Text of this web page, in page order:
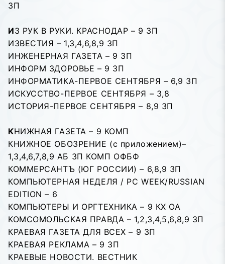
ЗП
ИЗ РУК В РУКИ. КРАСНОДАР – 9 ЗП
ИЗВЕСТИЯ – 1,3,4,6,8,9 ЗП
ИНЖЕНЕРНАЯ ГАЗЕТА – 9 ЗП
ИНФОРМ ЗДОРОВЬЕ – 9 ЗП
ИНФОРМАТИКА-ПЕРВОЕ СЕНТЯБРЯ – 6,9 ЗП
ИСКУССТВО-ПЕРВОЕ СЕНТЯБРЯ – 3,8
ИСТОРИЯ-ПЕРВОЕ СЕНТЯБРЯ – 8,9 ЗП
КНИЖНАЯ ГАЗЕТА – 9 КОМП
КНИЖНОЕ ОБОЗРЕHИЕ (с приложением)–
1,3,4,6,7,8,9 АБ ЗП КОМП ОФБФ
КОММЕРСАНТЪ (ЮГ РОССИИ) – 6,8,9 ЗП
КОМПЬЮТЕРНАЯ НЕДЕЛЯ / PC WEEK/RUSSIAN
EDITION – 6
КОМПЬЮТЕРЫ И ОРГТЕХНИКА – 9 КХ ОА
КОМСОМОЛЬСКАЯ ПРАВДА – 1,2,3,4,5,6,8,9 ЗП
КРАЕВАЯ ГАЗЕТА ДЛЯ ВСЕХ – 9 ЗП
КРАЕВАЯ РЕКЛАМА – 9 ЗП
КРАЕВЫЕ НОВОСТИ. ВЕСТНИК